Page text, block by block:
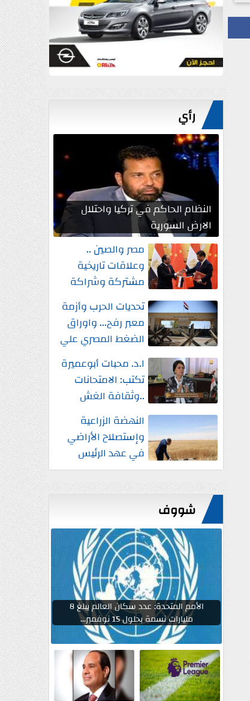
رأي
النظام الحاكم في تركيا واحتلال
الارض السورية
مصر والصين ..
وعلاقات تاريخية
مشتركة وشراكة
إستراتيجية شاملة
واستثمارات جديدةتحديات الحرب وأزمة
معبر رفح... واوراق
الضغط المصري علي
ا.د. محبات أبوعميرة
تكتب: الامتحانات
..وثقافة الغش
النهضة الزراعية
وإستصلاح الأراضي
في عهد الرئيس
السيسي
شووف
الأمم المتحدة: عدد سكان العالم يبلغ 8
مليارات نسمة بحلول 15 نوفمبر...